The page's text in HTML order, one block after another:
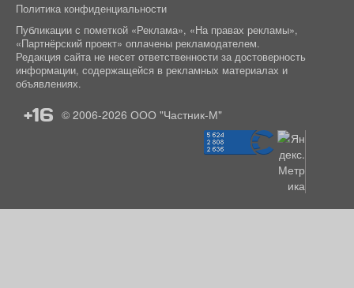
Политика конфиденциальности
Публикации с пометкой «Реклама», «На правах рекламы»,
«Партнёрский проект» оплачены рекламодателем.
Редакция сайта не несет ответственности за достоверность
информации, содержащейся в рекламных материалах и
объявлениях.
+16 © 2006-2026 ООО "Частник-М"